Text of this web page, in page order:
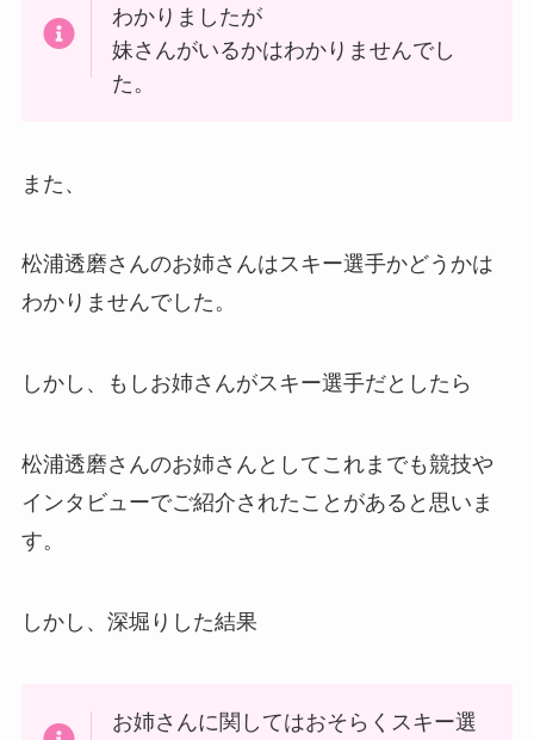
わかりましたが
妹さんがいるかはわかりませんでし
た。
また、
松浦透磨さんのお姉さんはスキー選手かどうかは
わかりませんでした。
しかし、もしお姉さんがスキー選手だとしたら
松浦透磨さんのお姉さんとしてこれまでも競技や
インタビューでご紹介されたことがあると思いま
す。
しかし、深堀りした結果
お姉さんに関してはおそらくスキー選